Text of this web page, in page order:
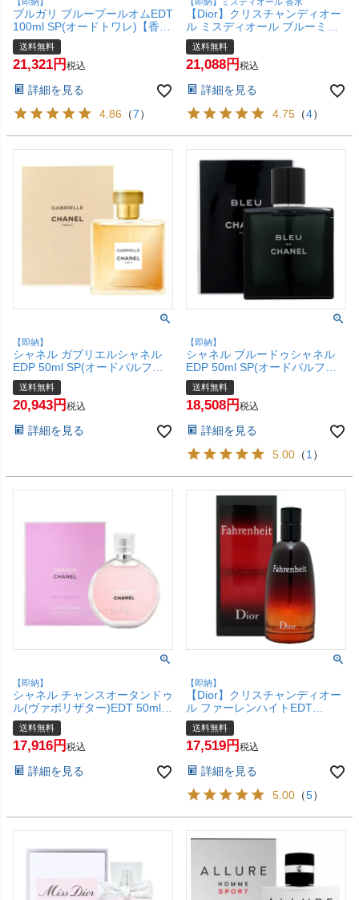
【即納】
ブルガリ ブループールオムEDT
100ml SP(オードトワレ)【香
水】【宅配便送料無料】
送料無料
21,321 税込
詳細を見る
4.86 （7）
【即納】ミスディオール 香水
【Dior】クリスチャンディオー
ル ミスディオール ブルーミン
グブーケEDT 100ml SP(オード
トワレ)【香水】【宅配便送料
無料】
送料無料
21,088 税込
詳細を見る
4.75 （4）
【即納】
シャネル ガブリエルシャネル
EDP 50ml SP(オードパルファ
ム)【香水】【宅配便送料無
料】 (6022399)
送料無料
20,943 税込
詳細を見る
【即納】
シャネル ブルードゥシャネル
EDP 50ml SP(オードパルファ
ム)【香水】【宅配便送料無
料】 (6020516)
送料無料
18,508 税込
詳細を見る
5.00 （1）
【即納】
シャネル チャンスオータンドゥ
ル(ヴァポリザター)EDT 50ml
SP(オードトワレ/オードゥトワ
レット)【香水】【宅配便送料
無料】
送料無料
17,916 税込
詳細を見る
【即納】
【Dior】クリスチャンディオー
ル ファーレンハイトEDT
100ml SP(オードトワレ)【香
水】【宅配便送料無料】
送料無料
17,519 税込
詳細を見る
5.00 （5）